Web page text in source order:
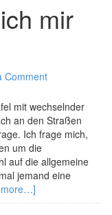
mir
Comment
mit wechselnder
an den Straßen
Ich frage mich,
um die
auf die allgemeine
jemand eine
more…]